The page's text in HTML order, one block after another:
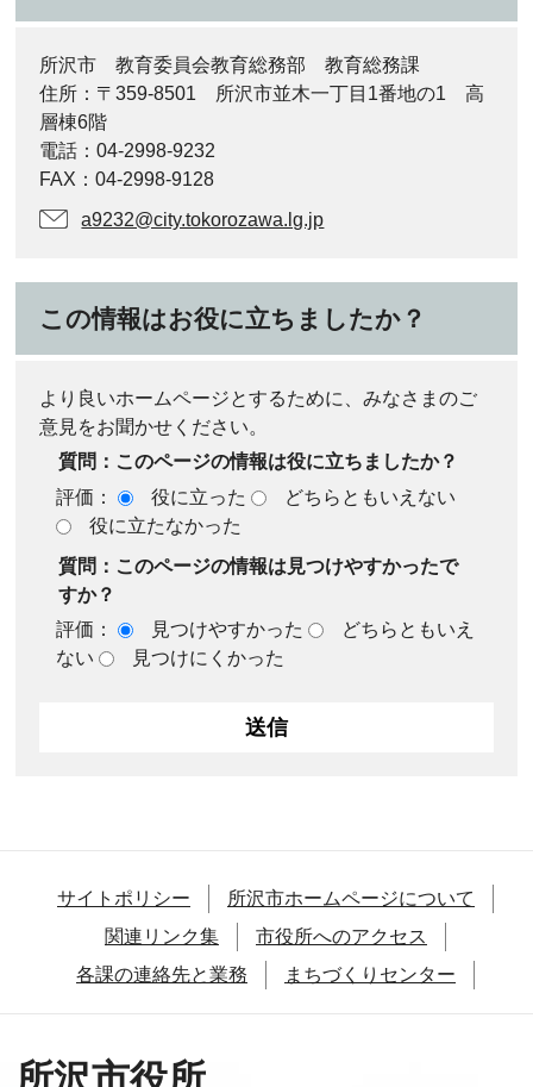
所沢市 教育委員会教育総務部 教育総務課
住所：〒359-8501 所沢市並木一丁目1番地の1 高
層棟6階
電話：04-2998-9232
FAX：04-2998-9128
a9232@city.tokorozawa.lg.jp
この情報はお役に立ちましたか？
より良いホームページとするために、みなさまのご
意見をお聞かせください。
質問：このページの情報は役に立ちましたか？
評価：
役に立った
どちらともいえない
役に立たなかった
質問：このページの情報は見つけやすかったで
すか？
評価：
見つけやすかった
どちらともいえ
ない
見つけにくかった
サイトポリシー
所沢市ホームページについて
関連リンク集
市役所へのアクセス
各課の連絡先と業務
まちづくりセンター